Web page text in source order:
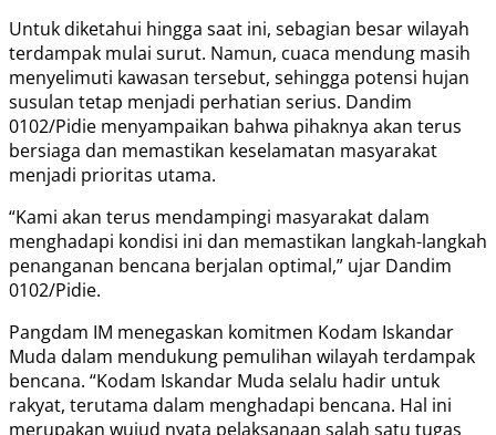
Untuk diketahui hingga saat ini, sebagian besar wilayah
terdampak mulai surut. Namun, cuaca mendung masih
menyelimuti kawasan tersebut, sehingga potensi hujan
susulan tetap menjadi perhatian serius. Dandim
0102/Pidie menyampaikan bahwa pihaknya akan terus
bersiaga dan memastikan keselamatan masyarakat
menjadi prioritas utama.
“Kami akan terus mendampingi masyarakat dalam
menghadapi kondisi ini dan memastikan langkah-langkah
penanganan bencana berjalan optimal,” ujar Dandim
0102/Pidie.
Pangdam IM menegaskan komitmen Kodam Iskandar
Muda dalam mendukung pemulihan wilayah terdampak
bencana. “Kodam Iskandar Muda selalu hadir untuk
rakyat, terutama dalam menghadapi bencana. Hal ini
merupakan wujud nyata pelaksanaan salah satu tugas